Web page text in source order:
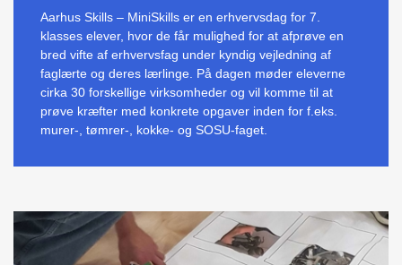
Aarhus Skills – MiniSkills er en erhvervsdag for 7.
klasses elever, hvor de får mulighed for at afprøve en
bred vifte af erhvervsfag under kyndig vejledning af
faglærte og deres lærlinge. På dagen møder eleverne
cirka 30 forskellige virksomheder og vil komme til at
prøve kræfter med konkrete opgaver inden for f.eks.
murer-, tømrer-, kokke- og SOSU-faget.